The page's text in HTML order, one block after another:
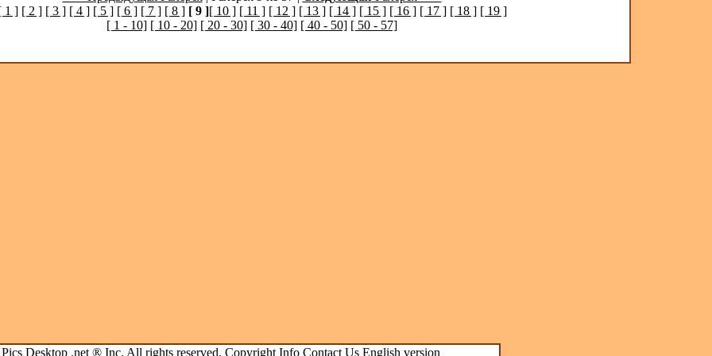
1 ] [ 2 ] [ 3 ] [ 4 ] [ 5 ] [ 6 ] [ 7 ] [ 8 ] [ 9 ][ 10 ] [ 11 ] [ 12 ] [ 13 ] [ 14 ] [ 15 ] [ 16 ] [ 17 ] [ 18 ] [ 19 ]
[ 1 - 10] [ 10 - 20] [ 20 - 30] [ 30 - 40] [ 40 - 50] [ 50 - 57]
Pics Desktop .net ® Inc. All rights reserved. Copyright Info Contact Us English version